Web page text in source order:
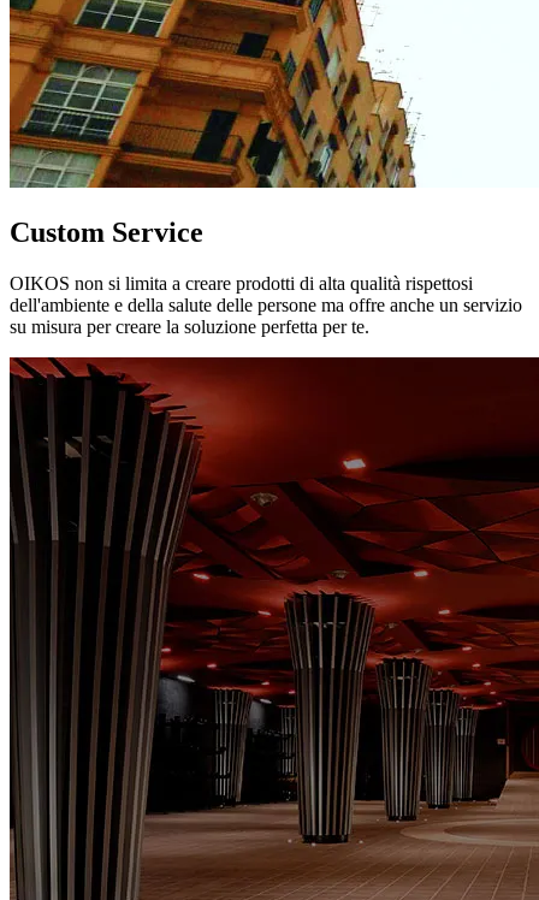
Custom Service
OIKOS non si limita a creare prodotti di alta qualità rispettosi
dell'ambiente e della salute delle persone ma offre anche un servizio
su misura per creare la soluzione perfetta per te.